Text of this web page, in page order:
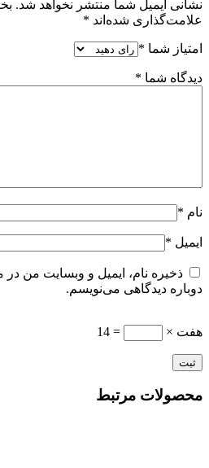
نشانی ایمیل شما منتشر نخواهد شد.
علامت‌گذاری شده‌اند *
امتیاز شما *
دیدگاه شما *
نام *
ایمیل *
ذخیره نام، ایمیل و وبسایت من
دوباره دیدگاهی می‌نویسم.
هفت × = 14
محصولات مرتبط